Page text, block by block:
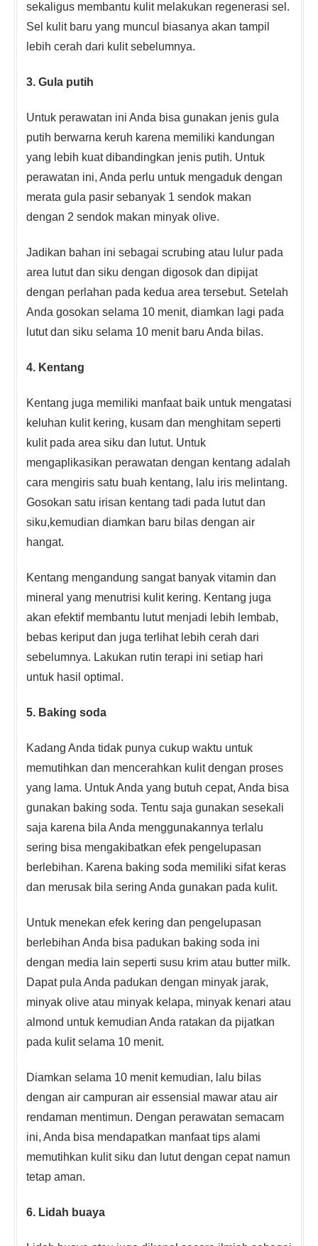
sekaligus membantu kulit melakukan regenerasi sel.
Sel kulit baru yang muncul biasanya akan tampil
lebih cerah dari kulit sebelumnya.
3. Gula putih
Untuk perawatan ini Anda bisa gunakan jenis gula
putih berwarna keruh karena memiliki kandungan
yang lebih kuat dibandingkan jenis putih. Untuk
perawatan ini, Anda perlu untuk mengaduk dengan
merata gula pasir sebanyak 1 sendok makan
dengan 2 sendok makan minyak olive.
Jadikan bahan ini sebagai scrubing atau lulur pada
area lutut dan siku dengan digosok dan dipijat
dengan perlahan pada kedua area tersebut. Setelah
Anda gosokan selama 10 menit, diamkan lagi pada
lutut dan siku selama 10 menit baru Anda bilas.
4. Kentang
Kentang juga memiliki manfaat baik untuk mengatasi
keluhan kulit kering, kusam dan menghitam seperti
kulit pada area siku dan lutut. Untuk
mengaplikasikan perawatan dengan kentang adalah
cara mengiris satu buah kentang, lalu iris melintang.
Gosokan satu irisan kentang tadi pada lutut dan
siku,kemudian diamkan baru bilas dengan air
hangat.
Kentang mengandung sangat banyak vitamin dan
mineral yang menutrisi kulit kering. Kentang juga
akan efektif membantu lutut menjadi lebih lembab,
bebas keriput dan juga terlihat lebih cerah dari
sebelumnya. Lakukan rutin terapi ini setiap hari
untuk hasil optimal.
5. Baking soda
Kadang Anda tidak punya cukup waktu untuk
memutihkan dan mencerahkan kulit dengan proses
yang lama. Untuk Anda yang butuh cepat, Anda bisa
gunakan baking soda. Tentu saja gunakan sesekali
saja karena bila Anda menggunakannya terlalu
sering bisa mengakibatkan efek pengelupasan
berlebihan. Karena baking soda memiliki sifat keras
dan merusak bila sering Anda gunakan pada kulit.
Untuk menekan efek kering dan pengelupasan
berlebihan Anda bisa padukan baking soda ini
dengan media lain seperti susu krim atau butter milk.
Dapat pula Anda padukan dengan minyak jarak,
minyak olive atau minyak kelapa, minyak kenari atau
almond untuk kemudian Anda ratakan da pijatkan
pada kulit selama 10 menit.
Diamkan selama 10 menit kemudian, lalu bilas
dengan air campuran air essensial mawar atau air
rendaman mentimun. Dengan perawatan semacam
ini, Anda bisa mendapatkan manfaat tips alami
memutihkan kulit siku dan lutut dengan cepat namun
tetap aman.
6. Lidah buaya